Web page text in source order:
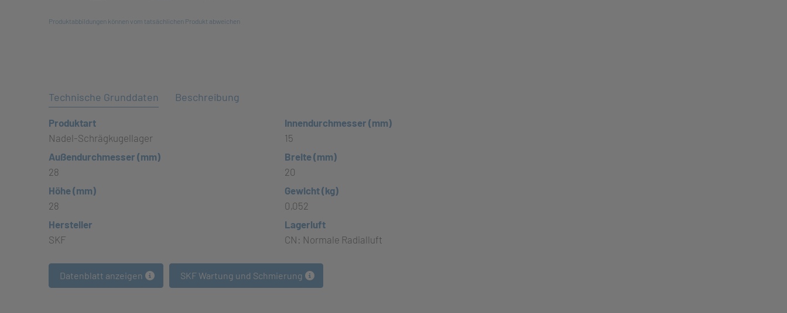
Produktabbildungen können vom tatsächlichen Produkt abweichen
Technische Grunddaten Beschreibung
Produktart
Nadel-Schrägkugellager
Innendurchmesser (mm)
15
Außendurchmesser (mm)
28
Breite (mm)
20
Höhe (mm)
28
Gewicht (kg)
0,052
Hersteller
SKF
Lagerluft
CN: Normale Radialluft
Datenblatt anzeigen SKF Wartung und Schmierung